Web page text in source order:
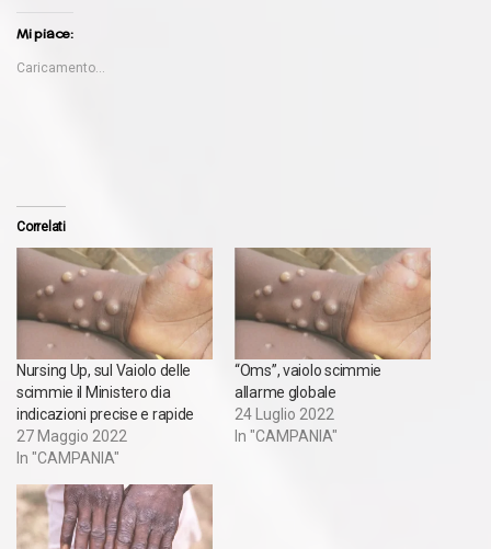
Mi piace:
Caricamento...
Correlati
Nursing Up, sul Vaiolo delle
scimmie il Ministero dia
indicazioni precise e rapide
27 Maggio 2022
In "CAMPANIA"
“Oms”, vaiolo scimmie
allarme globale
24 Luglio 2022
In "CAMPANIA"